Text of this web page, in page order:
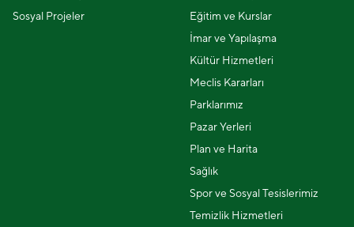
Sosyal Projeler
Eğitim ve Kurslar
İmar ve Yapılaşma
Kültür Hizmetleri
Meclis Kararları
Parklarımız
Pazar Yerleri
Plan ve Harita
Sağlık
Spor ve Sosyal Tesislerimiz
Temizlik Hizmetleri